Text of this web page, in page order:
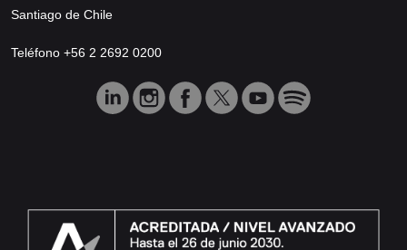
Santiago de Chile
Teléfono +56 2 2692 0200